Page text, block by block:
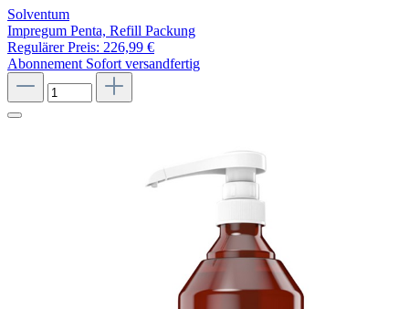
Solventum
Impregum Penta, Refill Packung
Regulärer Preis: 226,99 €
Abonnement Sofort versandfertig